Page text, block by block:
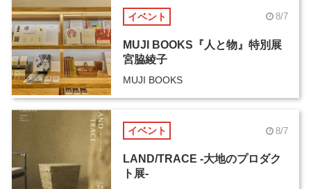
イベント 8/7
MUJI BOOKS『人と物』特別展
宮脇綾子
MUJI BOOKS
イベント 8/7
LAND/TRACE -大地のプロダク
ト展-